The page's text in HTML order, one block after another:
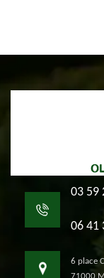
03 59
06 41
6 place